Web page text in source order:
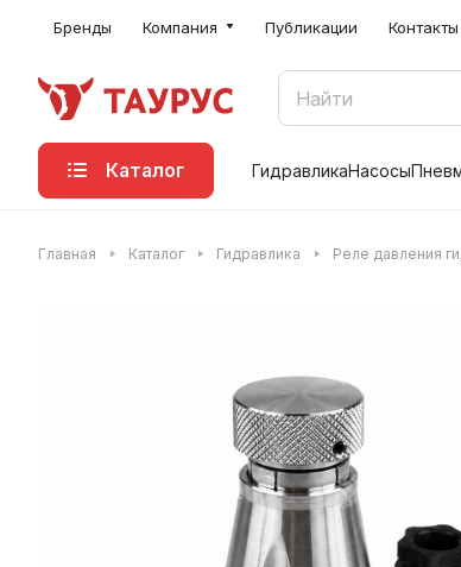
Бренды Компания Публикации Контакты
Каталог ГидравликаНасосы
Главная Каталог Гидравлика Реле давления